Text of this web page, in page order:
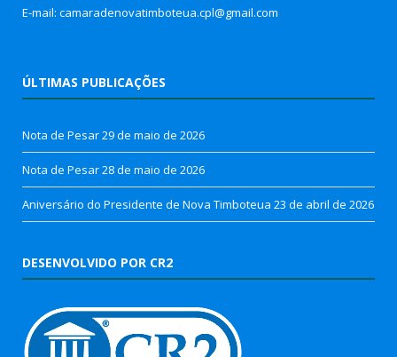
E-mail: camaradenovatimboteua.cpl@gmail.com
ÚLTIMAS PUBLICAÇÕES
Nota de Pesar29 de maio de 2026
Nota de Pesar28 de maio de 2026
Aniversário do Presidente de Nova Timboteua 23 de abril de 2026
DESENVOLVIDO POR CR2